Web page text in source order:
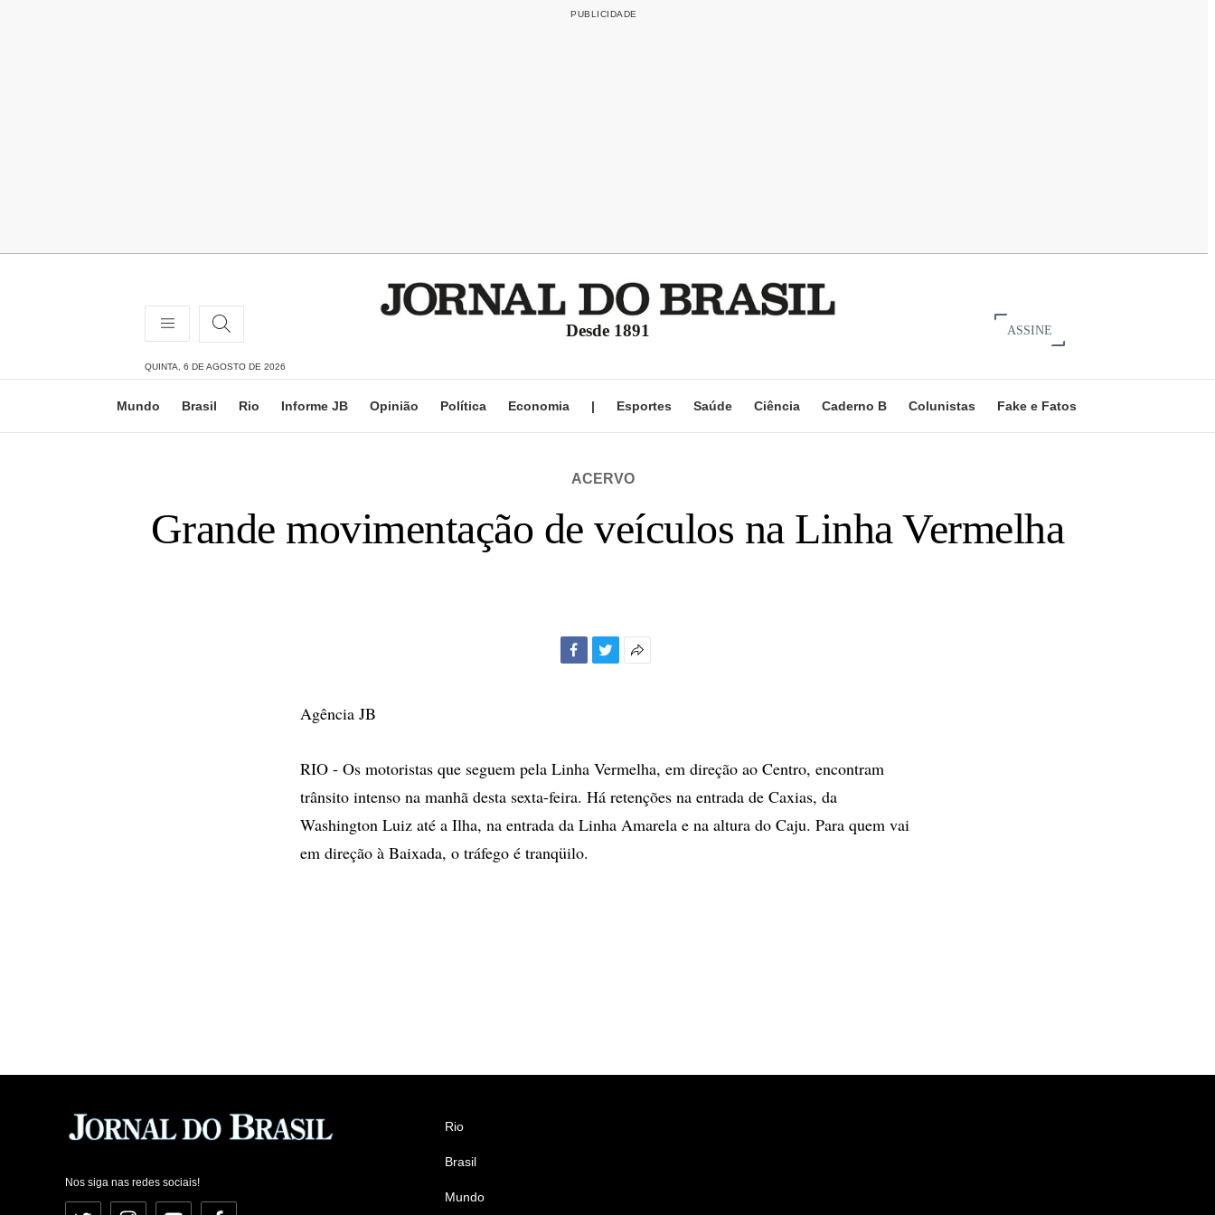
Desde 1891 ASSINE
QUINTA, 6 DE AGOSTO DE 2026
Mundo Brasil Rio Informe JB Opinião Política Economia | Esportes Saúde Ciência Caderno B Colunistas Fake e Fatos
ACERVO
Grande movimentação de veículos na Linha Vermelha
Agência JB
RIO - Os motoristas que seguem pela Linha Vermelha, em direção ao Centro, encontram
trânsito intenso na manhã desta sexta-feira. Há retenções na entrada de Caxias, da
Washington Luiz até a Ilha, na entrada da Linha Amarela e na altura do Caju. Para quem vai
em direção à Baixada, o tráfego é tranqüilo.
Nos siga nas redes sociais!
Rio
Brasil
Mundo